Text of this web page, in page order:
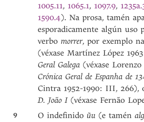
1005.11, 1065.1, 1097.9,
1590.4). Na prosa, tamén
esporadicamente algún uso
verbomorrer, por exemplo
(véxase Martínez López
Geral Galega (véxase
Crónica Geral de Espanha de
Cintra 1952-1990: III,
D. João I(véxase Fernão
9 O indefinidoũu (e tamén